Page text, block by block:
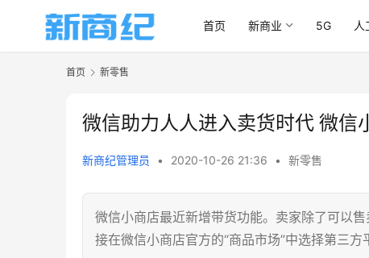
首页 新商业 5G 人
首页 新零售
微信助力人人进入卖货时代 微信
新商纪管理员 • 2020-10-26 21:36 • 新零售
微信小商店最近新增带货功能。卖家除了可以
接在微信小商店官方的“商品市场”中选择第三方